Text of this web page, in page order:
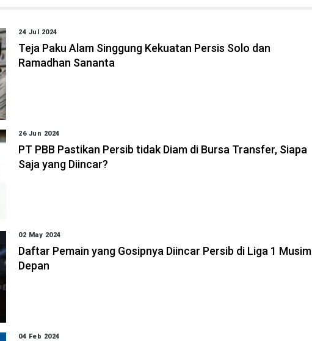
24 Jul 2024
Teja Paku Alam Singgung Kekuatan Persis Solo dan
Ramadhan Sananta
26 Jun 2024
PT PBB Pastikan Persib tidak Diam di Bursa Transfer, Siapa
Saja yang Diincar?
02 May 2024
Daftar Pemain yang Gosipnya Diincar Persib di Liga 1 Musim
Depan
04 Feb 2024